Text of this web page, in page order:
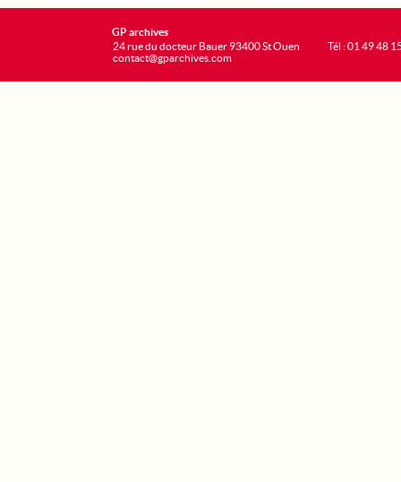
GP archives
24 rue du docteur Bauer 93400 St Ouen
contact@gparchives.com
Tél : 01 49 48